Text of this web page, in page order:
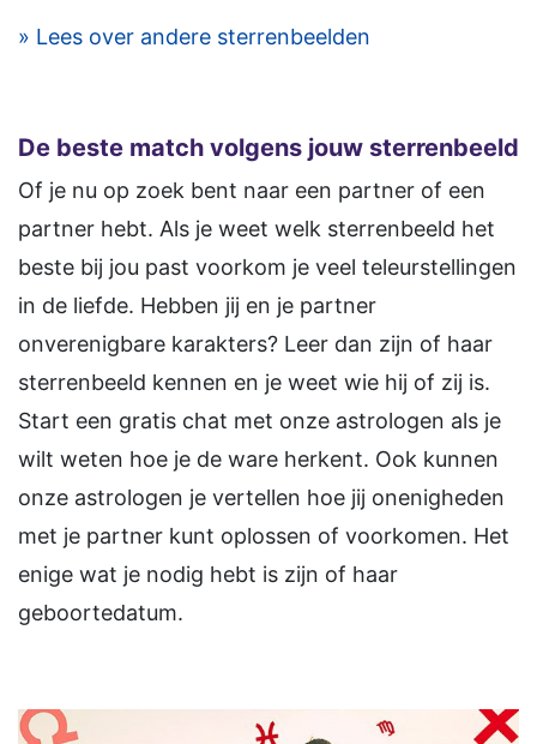
» Lees over andere sterrenbeelden
De beste match volgens jouw sterrenbeeld
Of je nu op zoek bent naar een partner of een
partner hebt. Als je weet welk sterrenbeeld het
beste bij jou past voorkom je veel teleurstellingen
in de liefde. Hebben jij en je partner
onverenigbare karakters? Leer dan zijn of haar
sterrenbeeld kennen en je weet wie hij of zij is.
Start een gratis chat met onze astrologen als je
wilt weten hoe je de ware herkent. Ook kunnen
onze astrologen je vertellen hoe jij onenigheden
met je partner kunt oplossen of voorkomen. Het
enige wat je nodig hebt is zijn of haar
geboortedatum.